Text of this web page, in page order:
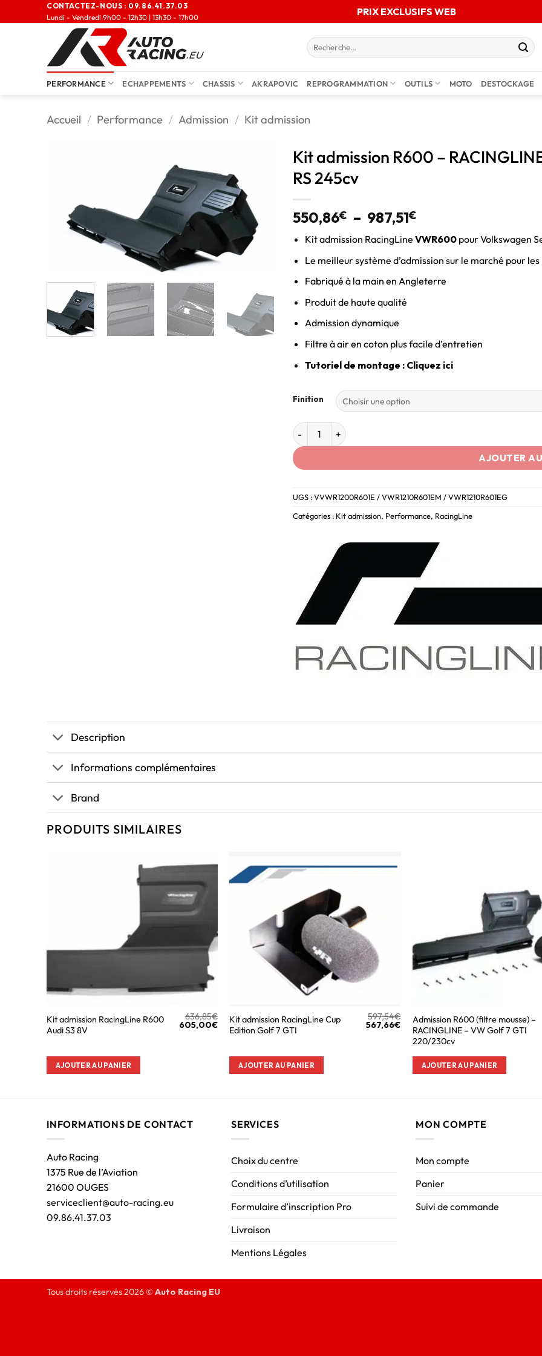
CONTACTEZ-NOUS : 09.86.41.37.03
Lundi - Vendredi 9h00 - 12h30 | 13h30 - 17h00
PRIX EXCLUSIFS WEB
PERFORMANCE ECHAPPEMENTS CHASSIS AKRAPOVIC REPROGRAMMATION OUTILS MOTO DESTOCKAGE
Accueil / Performance / Admission / Kit admission
Kit admission R600 –
RS 245cv
550,86€ – 987,51€
Kit admission RacingLineVWR600 pour Volkswagen
Le meilleur système d’admission sur le marché pour
Fabriqué à la main en Angleterre
Produit de haute qualité
Admission dynamique
Filtre à air en coton plus facile d’entretien
Tutoriel de montage : Cliquez ici
Finition
AJOUTER
UGS :VVWR1200R601E / VWR1210R601EM / VWR1210R601EG
Catégories : Kit admission, Performance, RacingLine
Description
Informations complémentaires
Brand
PRODUITS SIMILAIRES
Kit admission RacingLine R600
Audi S3 8V
636,85€
605,00€
AJOUTER AU PANIER
Kit admission RacingLine Cup
Edition Golf 7 GTI
597,54€
567,66€
AJOUTER AU PANIER
Admission R600 (filtre mousse) –
RACINGLINE – VW Golf 7 GTI
220/230cv
AJOUTER AU PANIER
INFORMATIONS DE CONTACT
Auto Racing
1375 Rue de l’Aviation
21600 OUGES
serviceclient@auto-racing.eu
09.86.41.37.03
SERVICES
Choix du centre
Conditions d’utilisation
Formulaire d’inscription Pro
Livraison
Mentions Légales
MON COMPTE
Mon compte
Panier
Suivi de commande
Tous droits réservés 2026 © Auto Racing EU